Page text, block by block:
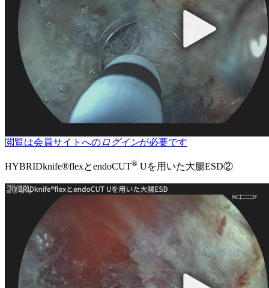
閲覧は会員サイトへのログインが必要です
HYBRIDknife®flexとendoCUT® Uを用いた大腸ESD②